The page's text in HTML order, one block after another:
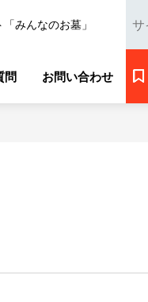
みんなのお墓」
問 お問い合わせ